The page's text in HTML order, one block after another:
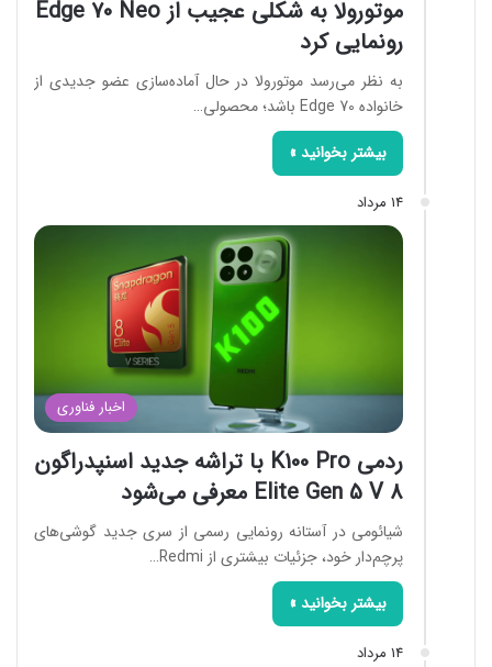
موتورولا به شکلی عجیب از Edge 70 Neo
رونمایی کرد
به نظر می‌رسد موتورولا در حال آماده‌سازی عضو جدیدی از
خانواده Edge 70 باشد؛ محصولی…
بیشتر بخوانید »
14 مرداد
اخبار فناوری
ردمی K100 Pro با تراشه جدید اسنپدراگون
8 Elite Gen 5 V معرفی می‌شود
شیائومی در آستانه رونمایی رسمی از سری جدید گوشی‌های
پرچم‌دار خود، جزئیات بیشتری از Redmi…
بیشتر بخوانید »
14 مرداد